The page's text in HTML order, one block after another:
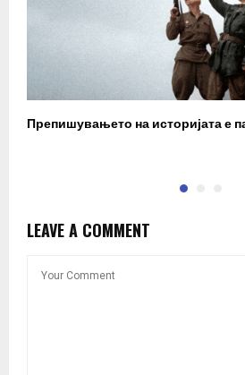
Препишувањето на историјата е
LEAVE A COMMENT